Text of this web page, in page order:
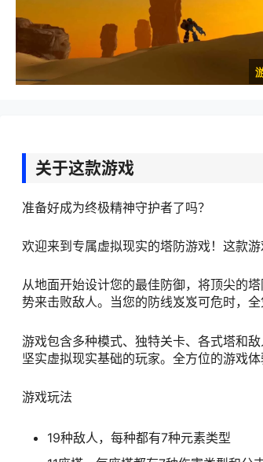
关于这款游戏
准备好成为终极精神守护者了吗？
欢迎来到专属虚拟现实的塔防游戏！这款
从地面开始设计您的最佳防御，将顶尖的
势来击败敌人。当您的防线岌岌可危时，
游戏包含多种模式、独特关卡、各式塔和
坚实虚拟现实基础的玩家。全方位的游戏
游戏玩法
19种敌人，每种都有7种元素类型